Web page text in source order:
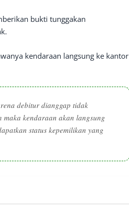
bukti tunggakan
kendaraan langsung ke kantor
debitur dianggap tidak
kendaraan akan langsung
status kepemilikan yang